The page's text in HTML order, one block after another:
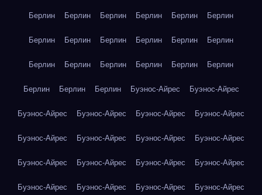
Берлин Берлин Берлин Берлин Берлин Берлин
Берлин Берлин Берлин Берлин Берлин Берлин
Берлин Берлин Берлин Берлин Берлин Берлин
Берлин Берлин Берлин Буэнос-Айрес Буэнос-Айрес
Буэнос-Айрес Буэнос-Айрес Буэнос-Айрес Буэнос-Айрес
Буэнос-Айрес Буэнос-Айрес Буэнос-Айрес Буэнос-Айрес
Буэнос-Айрес Буэнос-Айрес Буэнос-Айрес Буэнос-Айрес
Буэнос-Айрес Буэнос-Айрес Буэнос-Айрес Буэнос-Айрес